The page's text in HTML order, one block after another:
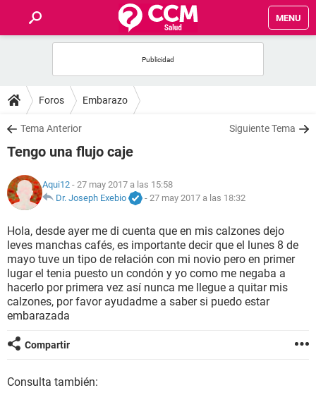
MENU
FOROS
SALUD
FAMILIA
NUTRICIÓN
BIENESTAR
SEXUALIDAD
GLOSARIO
Foros Embarazo
Tema Anterior Siguiente Tema
Tengo una flujo caje
Aqui12 - 27 may 2017 a las 15:58
Dr. Joseph Exebio
- 27 may 2017 a las 18:32
Hola, desde ayer me di cuenta que en mis calzones dejo
leves manchas cafés, es importante decir que el lunes 8 de
mayo tuve un tipo de relación con mi novio pero en primer
lugar el tenia puesto un condón y yo como me negaba a
hacerlo por primera vez así nunca me llegue a quitar mis
calzones, por favor ayudadme a saber si puedo estar
embarazada
Compartir
Consulta también: